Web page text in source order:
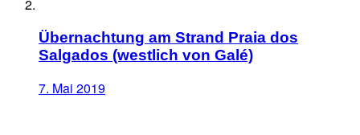
Übernachtung am Strand Praia dos
Salgados (westlich von Galé)
7. Mai 2019